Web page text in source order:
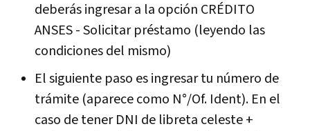
deberás ingresar a la opción CRÉDITO
ANSES - Solicitar préstamo (leyendo las
condiciones del mismo)
El siguiente paso es ingresar tu número de
trámite (aparece como N°/Of. Ident). En el
caso de tener DNI de libreta celeste +